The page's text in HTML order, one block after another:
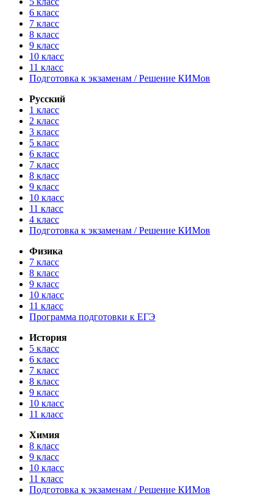
6 класс
7 класс
8 класс
9 класс
10 класс
11 класс
Подготовка к экзаменам / Решение КИМов
Русский
1 класс
2 класс
3 класс
5 класс
6 класс
7 класс
8 класс
9 класс
10 класс
11 класс
4 класс
Подготовка к экзаменам / Решение КИМов
Физика
7 класс
8 класс
9 класс
10 класс
11 класс
Программа подготовки к ЕГЭ
История
5 класс
6 класс
7 класс
8 класс
9 класс
10 класс
11 класс
Химия
8 класс
9 класс
10 класс
11 класс
Подготовка к экзаменам / Решение КИМов